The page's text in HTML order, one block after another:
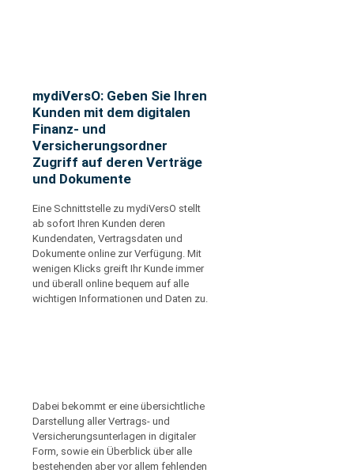
mydiVersO: Geben Sie Ihren
Kunden mit dem digitalen
Finanz- und
Versicherungsordner
Zugriff auf deren Verträge
und Dokumente
Eine Schnittstelle zu mydiVersO stellt
ab sofort Ihren Kunden deren
Kundendaten, Vertragsdaten und
Dokumente online zur Verfügung. Mit
wenigen Klicks greift Ihr Kunde immer
und überall online bequem auf alle
wichtigen Informationen und Daten zu.
Dabei bekommt er eine übersichtliche
Darstellung aller Vertrags- und
Versicherungsunterlagen in digitaler
Form, sowie ein Überblick über alle
bestehenden aber vor allem fehlenden